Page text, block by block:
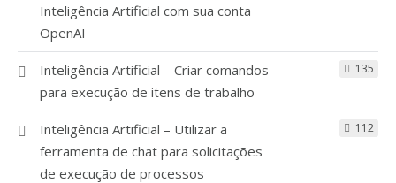
Inteligência Artificial com sua conta
OpenAI
Inteligência Artificial – Criar comandos
para execução de itens de trabalho
135
Inteligência Artificial – Utilizar a
ferramenta de chat para solicitações
de execução de processos
112